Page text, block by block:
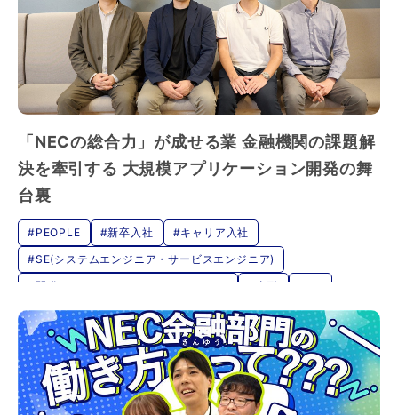
「NECの総合力」が成せる業 金融機関の課題解
決を牽引する 大規模アプリケーション開発の舞
台裏
#PEOPLE #新卒入社
#キャリア入社
#SE(システムエンジニア・サービスエンジニア)
#開発（ハードウェア・ソフトウェア）
#金融